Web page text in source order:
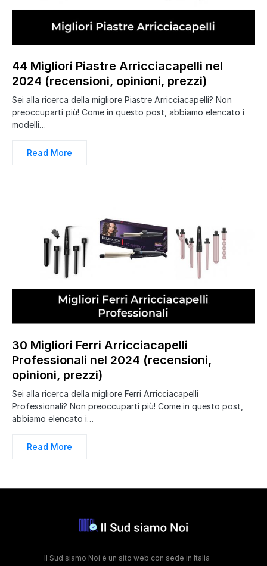
44 Migliori Piastre Arricciacapelli nel
2024 (recensioni, opinioni, prezzi)
Sei alla ricerca della migliore Piastre Arricciacapelli? Non
preoccuparti più! Come in questo post, abbiamo elencato i
modelli…
Read More
30 Migliori Ferri Arricciacapelli
Professionali nel 2024 (recensioni,
opinioni, prezzi)
Sei alla ricerca della migliore Ferri Arricciacapelli
Professionali? Non preoccuparti più! Come in questo post,
abbiamo elencato i…
Read More
Il Sud siamo Noi è un sito web con sede in Italia